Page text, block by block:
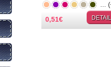
0,51€ DETAIL
...